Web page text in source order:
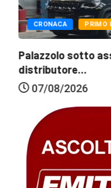
CRONACA PRIMO
Palazzolo sotto
distributore...
07/08/2026